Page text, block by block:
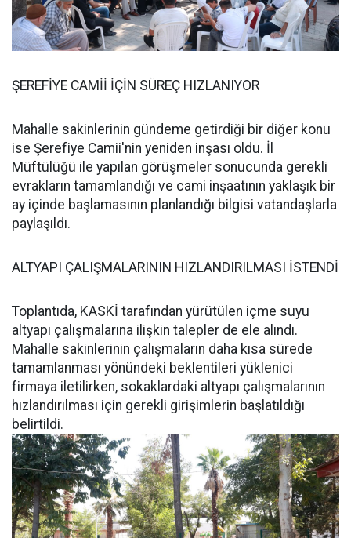
ŞEREFİYE CAMİİ İÇİN SÜREÇ HIZLANIYOR
Mahalle sakinlerinin gündeme getirdiği bir diğer konu
ise Şerefiye Camii'nin yeniden inşası oldu. İl
Müftülüğü ile yapılan görüşmeler sonucunda gerekli
evrakların tamamlandığı ve cami inşaatının yaklaşık bir
ay içinde başlamasının planlandığı bilgisi vatandaşlarla
paylaşıldı.
ALTYAPI ÇALIŞMALARININ HIZLANDIRILMASI İSTENDİ
Toplantıda, KASKİ tarafından yürütülen içme suyu
altyapı çalışmalarına ilişkin talepler de ele alındı.
Mahalle sakinlerinin çalışmaların daha kısa sürede
tamamlanması yönündeki beklentileri yüklenici
firmaya iletilirken, sokaklardaki altyapı çalışmalarının
hızlandırılması için gerekli girişimlerin başlatıldığı
belirtildi.